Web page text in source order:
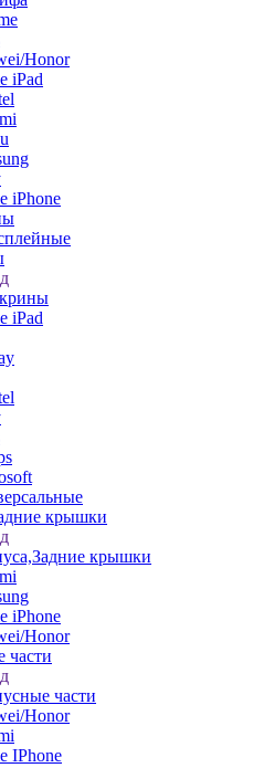
Honor
iPad
iPhone
iPad
крышки
крышки
iPhone
Honor
части
части
Honor
IPhone